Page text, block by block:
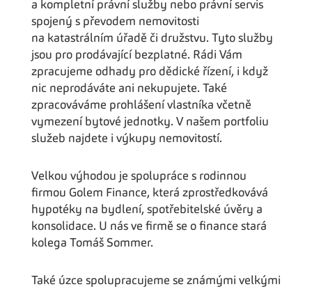
a kompletní právní služby nebo právní servis
spojený s převodem nemovitosti
na katastrálním úřadě či družstvu. Tyto služby
jsou pro prodávající bezplatné. Rádi Vám
zpracujeme odhady pro dědické řízení, i když
nic neprodáváte ani nekupujete. Také
zpracováváme prohlášení vlastníka včetně
vymezení bytové jednotky. V našem portfoliu
služeb najdete i výkupy nemovitostí.
Velkou výhodou je spolupráce s rodinnou
firmou Golem Finance, která zprostředkovává
hypotéky na bydlení, spotřebitelské úvěry a
konsolidace. U nás ve firmě se o finance stará
kolega Tomáš Sommer.
Také úzce spolupracujeme se známými velkými